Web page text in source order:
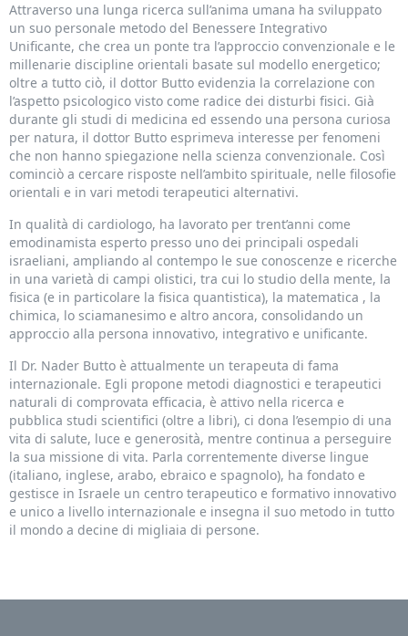
Attraverso una lunga ricerca sull’anima umana ha sviluppato
un suo personale metodo del Benessere Integrativo
Unificante, che crea un ponte tra l’approccio convenzionale e le
millenarie discipline orientali basate sul modello energetico;
oltre a tutto ciò, il dottor Butto evidenzia la correlazione con
l’aspetto psicologico visto come radice dei disturbi fisici. Già
durante gli studi di medicina ed essendo una persona curiosa
per natura, il dottor Butto esprimeva interesse per fenomeni
che non hanno spiegazione nella scienza convenzionale. Così
cominciò a cercare risposte nell’ambito spirituale, nelle filosofie
orientali e in vari metodi terapeutici alternativi.
In qualità di cardiologo, ha lavorato per trent’anni come
emodinamista esperto presso uno dei principali ospedali
israeliani, ampliando al contempo le sue conoscenze e ricerche
in una varietà di campi olistici, tra cui lo studio della mente, la
fisica (e in particolare la fisica quantistica), la matematica , la
chimica, lo sciamanesimo e altro ancora, consolidando un
approccio alla persona innovativo, integrativo e unificante.
Il Dr. Nader Butto è attualmente un terapeuta di fama
internazionale. Egli propone metodi diagnostici e terapeutici
naturali di comprovata efficacia, è attivo nella ricerca e
pubblica studi scientifici (oltre a libri), ci dona l’esempio di una
vita di salute, luce e generosità, mentre continua a perseguire
la sua missione di vita. Parla correntemente diverse lingue
(italiano, inglese, arabo, ebraico e spagnolo), ha fondato e
gestisce in Israele un centro terapeutico e formativo innovativo
e unico a livello internazionale e insegna il suo metodo in tutto
il mondo a decine di migliaia di persone.